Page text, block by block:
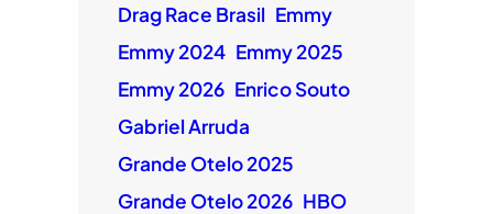
Drag Race Brasil Emmy
Emmy 2024 Emmy 2025
Emmy 2026 Enrico Souto
Gabriel Arruda
Grande Otelo 2025
Grande Otelo 2026 HBO